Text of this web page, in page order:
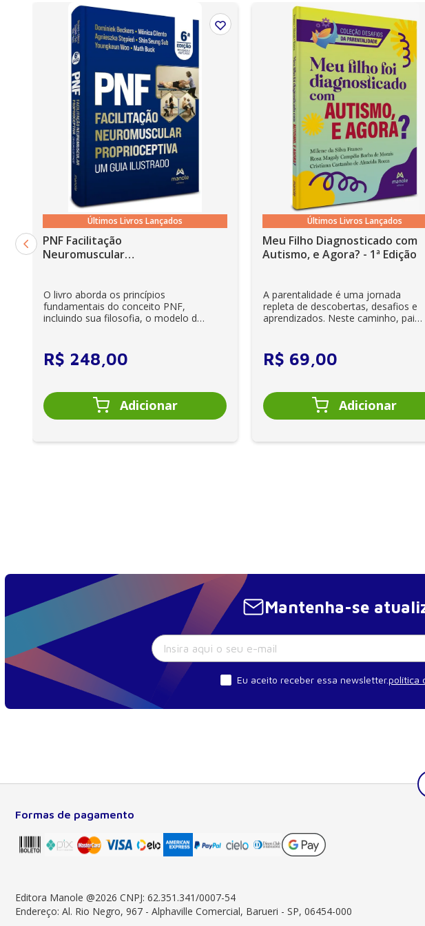
Ano de publicação
Últimos Livros Lançados
PNF Facilitação
Neuromuscular
O livro aborda os princípios
fundamentais do conceito PNF,
incluindo sua filosofia, o modelo da
R$ 248,00
Últimos Livros Lançados
Meu Filho Diagnosticado com
Autismo, e Agora? - 1ª Edição
A parentalidade é uma jornada
repleta de descobertas, desafios e
aprendizados. Neste caminho, pais
R$ 69,00
Mantenha-se
Eu aceito receber essa newsletter.política
Sobre a Manole
Há 56 anos, a Manole evolui à frente das
tecnologias. Somos líderes em prover conteúdo
técnicas e profissionais.
Saiba mais
Blog
Formas de pagamento
Editora Manole @2026 CNPJ: 62.351.341/0007-54
Endereço: Al. Rio Negro, 967 - Alphaville Comercial, Barueri - SP, 06454-000